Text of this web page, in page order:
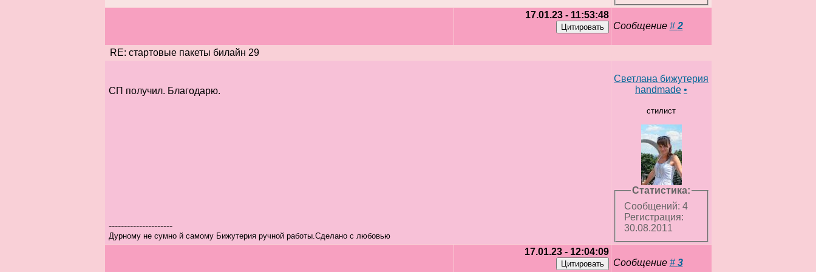
17.01.23 - 11:53:48
Сообщение # 2
RE: стартовые пакеты билайн 29
СП получил. Благодарю.
---------------------
Дурному не сумно й самому Бижутерия ручной работы.Сделано с любовью
Светлана бижутерия
handmade •
стилист
Статистика:
Сообщений: 4
Регистрация:
30.08.2011
17.01.23 - 12:04:09
Сообщение # 3